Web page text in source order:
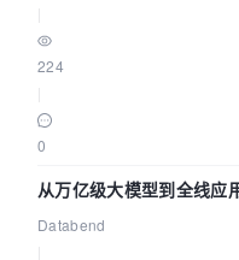
224
0
从万亿级大模型到全线
企业构建全链路 Trace 数
Databend